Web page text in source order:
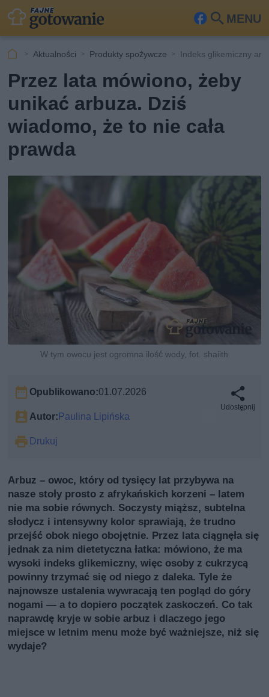
MENU
Fa
ook
Szu
kaj
Aktualności Produkty spożywcze Indeks glikemiczny
Przez lata mówiono, żeby
unikać arbuza. Dziś
wiadomo, że to nie cała
prawda
W tym owocu jest ogromna ilość wody, fot. shaiith
Opublikowano:01.07.2026
Autor:Paulina Lipińska
Drukuj
Udostępnij
Arbuz – owoc, który od tysięcy lat przybywa na
nasze stoły prosto z afrykańskich korzeni – latem
nie ma sobie równych. Soczysty miąższ, subtelna
słodycz i intensywny kolor sprawiają, że trudno
przejść obok niego obojętnie. Przez lata ciągnęła się
jednak za nim dietetyczna łatka: mówiono, że ma
wysoki indeks glikemiczny, więc osoby z cukrzycą
powinny trzymać się od niego z daleka. Tyle że
najnowsze ustalenia wywracają ten pogląd do góry
nogami — a to dopiero początek zaskoczeń. Co tak
naprawdę kryje w sobie arbuz i dlaczego jego
miejsce w letnim menu może być ważniejsze, niż się
wydaje?